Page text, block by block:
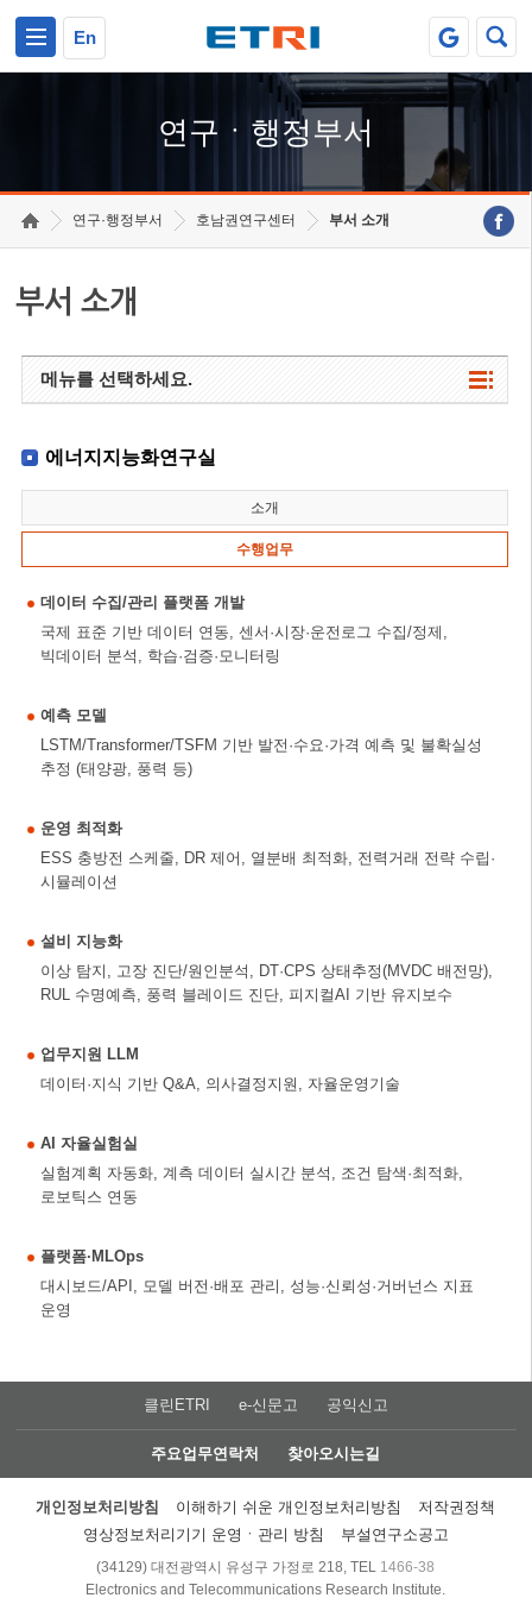
En
연구ㆍ행정부서
연구·행정부서 호남권연구센터 부서 소개
부서 소개
메뉴를 선택하세요.
에너지지능화연구실
소개
수행업무
데이터 수집/관리 플랫폼 개발
국제 표준 기반 데이터 연동, 센서·시장·운전로그 수집/정제,
빅데이터 분석, 학습·검증·모니터링
예측 모델
LSTM/Transformer/TSFM 기반 발전·수요·가격 예측 및 불확실성
추정 (태양광, 풍력 등)
운영 최적화
ESS 충방전 스케줄, DR 제어, 열분배 최적화, 전력거래 전략 수립·
시뮬레이션
설비 지능화
이상 탐지, 고장 진단/원인분석, DT·CPS 상태추정(MVDC 배전망),
RUL 수명예측, 풍력 블레이드 진단, 피지컬AI 기반 유지보수
업무지원 LLM
데이터·지식 기반 Q&A, 의사결정지원, 자율운영기술
AI 자율실험실
실험계획 자동화, 계측 데이터 실시간 분석, 조건 탐색·최적화,
로보틱스 연동
플랫폼·MLOps
대시보드/API, 모델 버전·배포 관리, 성능·신뢰성·거버넌스 지표
운영
클린ETRI e-신문고 공익신고
주요업무연락처 찾아오시는길
개인정보처리방침 이해하기 쉬운 개인정보처리방침
저작권정책
영상정보처리기기 운영ㆍ관리 방침
부설연구소공고
(34129) 대전광역시 유성구 가정로 218, TEL 1466-38
Electronics and Telecommunications Research Institute.